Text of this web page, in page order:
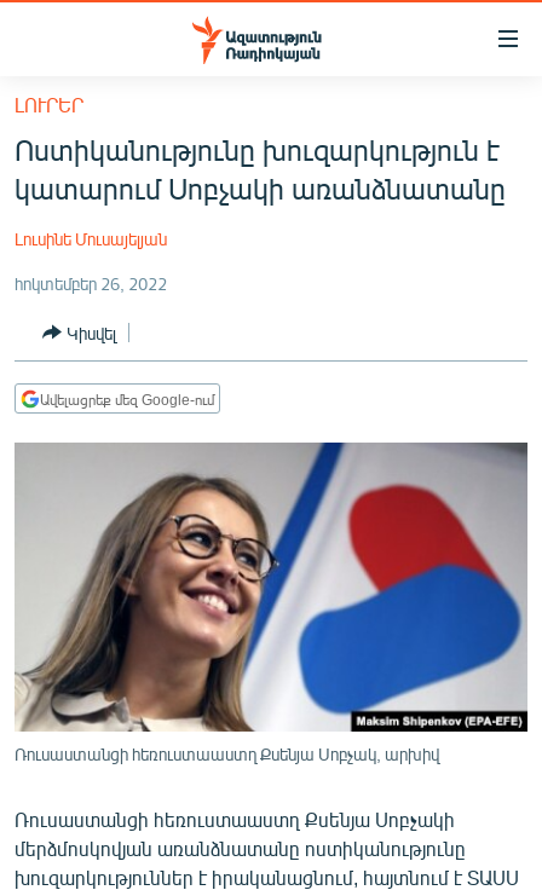
Մատչելիության
հիմնական
բովանդակությանը
Անցնել
հիմնական
մենյուին
ՀԱՅԱՍՏԱՆ
ՔԱՂԱՔԱԿԱՆ
ԸՆՏՐՈՒԹՅՈՒՆՆԵՐ 2026
ԻՐԱՎՈՒՆՔ
ՀԱՍԱՐԱԿՈՒԹՅՈՒՆ
ՏՆՏԵՍՈՒԹՅՈՒՆ
ՊԱՏԵՐԱԶՄԻ 6 ՇԱԲԱԹՆԵՐԸ
ՏԱՐԱԾԱՇՐՋԱՆ
ՄԻՋԱԶԳԱՅԻՆ
ՄՇԱԿՈՒՅԹ
ՍՊՈՐՏ
ՄԵԿՆԱԲԱՆՈՒԹՅՈՒՆ
ՏՏ ԵՒ ԻՆՏԵՐՆԵՏ
ԱՐԽԻՎ
ՏԵՍԱՆՅՈՒԹԵՐ
ԼՈՒՐԵՐ
Ոստիկանությունը խուզարկություն է
կատարում Սոբչակի առանձնատանը
Լուսինե Մուսայելյան
հոկտեմբեր 26, 2022
Կիսվել
Ավելացրեք մեզ Google-ում
Ռուսաստանցի հեռուստաաստղ Քսենյա Սոբչակ, արխիվ
Ռուսաստանցի հեռուստաաստղ Քսենյա Սոբչակի
մերձմոսկովյան առանձնատանը ոստիկանությունը
խուզարկություններ է իրականացնում, հայտնում է ՏԱՍՍ